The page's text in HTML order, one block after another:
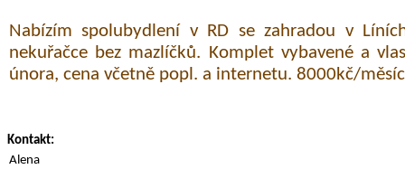
Nabízím spolubydlení v RD se zahradou v
nekuřačce bez mazlíčků. Komplet vybavené a
února, cena včetně popl. a internetu. 8000kč/
Kontakt:
Alena